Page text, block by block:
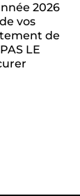
2026
vos
de
LE